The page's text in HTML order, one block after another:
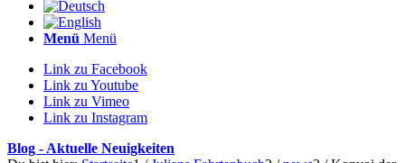
Menü Menü
Link zu Facebook
Link zu Youtube
Link zu Vimeo
Link zu Instagram
Blog - Aktuelle Neuigkeiten